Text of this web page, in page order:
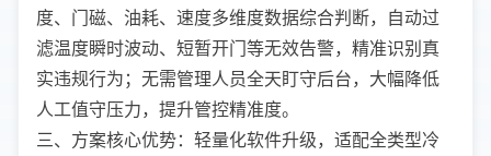
度、门磁、油耗、速度多维度数据综合判断，自动过
滤温度瞬时波动、短暂开门等无效告警，精准识别真
实违规行为；无需管理人员全天盯守后台，大幅降低
人工值守压力，提升管控精准度。
三、方案核心优势：轻量化软件升级，适配全类型冷